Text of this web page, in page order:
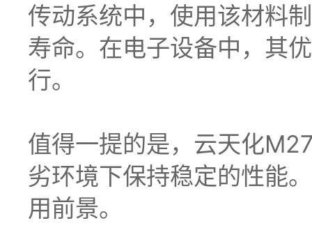
传动系统中，使用该材料
寿命。在电子设备中，其
行。
值得一提的是，云天化
劣环境下保持稳定的性能
用前景。